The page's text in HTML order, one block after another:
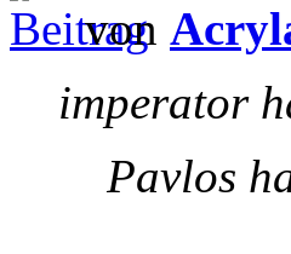
von
imperator
Pavlos